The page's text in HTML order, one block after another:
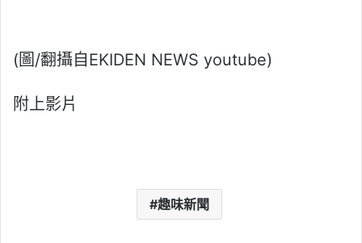
(圖/翻攝自EKIDEN NEWS youtube)
附上影片
趣味新聞